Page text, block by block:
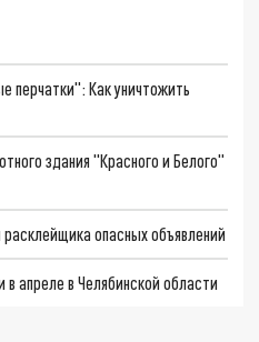
перчатки": Как уничтожить
здания "Красного и Белого"
опасных объявлений
апреле в Челябинской области